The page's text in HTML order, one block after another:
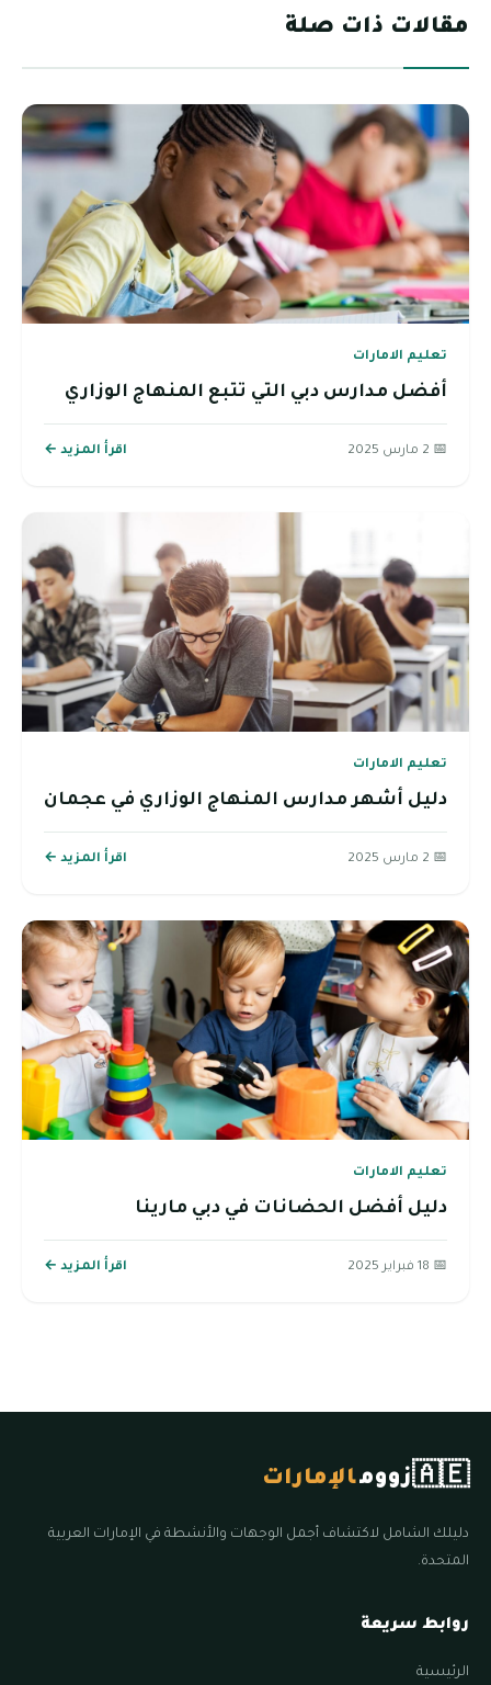
مقالات ذات صلة
تعليم الامارات
أفضل مدارس دبي التي تتبع المنهاج الوزاري
📅 2 مارس 2025 اقرأ المزيد ←
تعليم الامارات
دليل أشهر مدارس المنهاج الوزاري في عجمان
📅 2 مارس 2025 اقرأ المزيد ←
تعليم الامارات
دليل أفضل الحضانات في دبي مارينا
📅 18 فبراير 2025 اقرأ المزيد ←
🇦🇪زوومالإمارات
دليلك الشامل لاكتشاف أجمل الوجهات والأنشطة في الإمارات العربية
المتحدة.
روابط سريعة
الرئيسية